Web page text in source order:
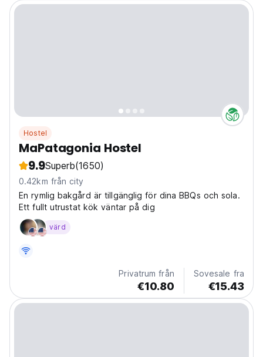
Hostel
MaPatagonia Hostel
9.9Superb(1650)
0.42km från city
En rymlig bakgård är tillgänglig för dina BBQs och sola.
Ett fullt utrustat kök väntar på dig
värd
Privatrum från
€10.80
Sovesale fra
€15.43